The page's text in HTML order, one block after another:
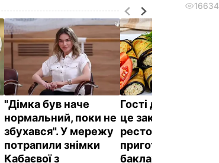
"Дімка був наче
нормальний, поки не
збухався". У мережу
потрапили знімки
Кабаєвої з
Гості думають, що
це закуска з
ресторану. Як
приготувати ніжні
баклажанні
16634